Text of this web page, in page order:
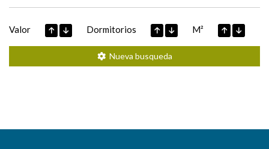
Valor Dormitorios M²
Nueva busqueda